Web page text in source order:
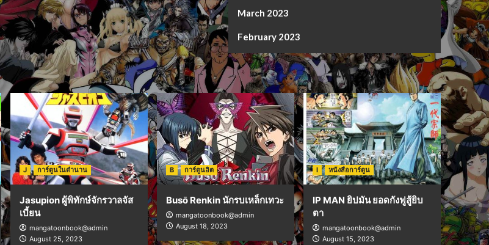
March 2023
February 2023
J การ์ตูนในตำนาน
Jasupion ผู้พิทักษ์จักรวาลจัส
เบี้ยน
mangatoonbook@admin
August 25, 2023
B การ์ตูนฮิต
Busō Renkin นักรบเหล็กเทวะ
mangatoonbook@admin
August 18, 2023
I หนังสือการ์ตูน
IP MAN ยิปมัน ยอดกังฟูสู้ยิบ
ตา
mangatoonbook@admin
August 15, 2023